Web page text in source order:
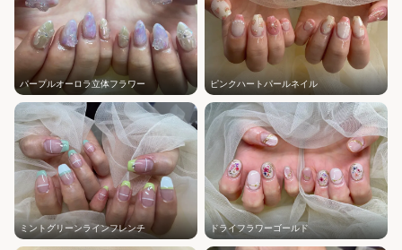
パープルオーロラ立体フラワー ピンクハートパールネイル
ミントグリーンラインフレンチ ドライフラワーゴールド